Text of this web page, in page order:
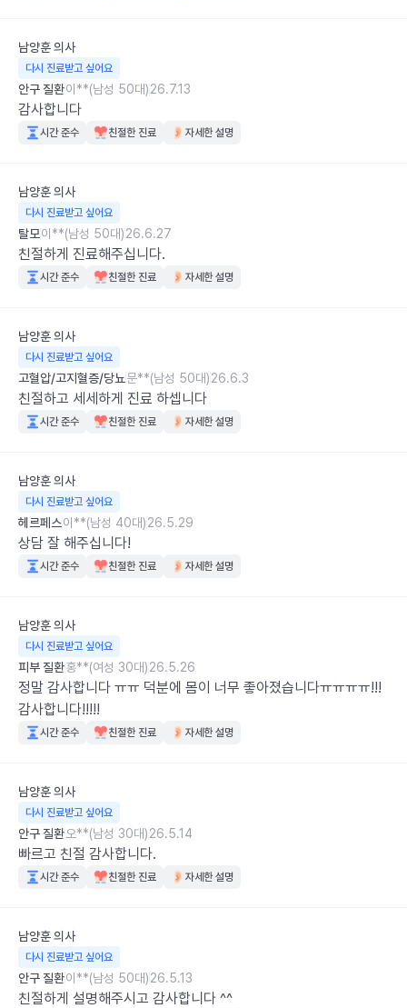
남양훈의사
다시 진료받고 싶어요
안구 질환이**(남성 50대)26.7.13
감사합니다
시간 준수 친절한 진료 자세한 설명
남양훈의사
다시 진료받고 싶어요
탈모이**(남성 50대)26.6.27
친절하게 진료해주십니다.
시간 준수 친절한 진료 자세한 설명
남양훈의사
다시 진료받고 싶어요
고혈압/고지혈증/당뇨문**(남성 50대)26.6.3
친절하고 세세하게 진료 하셉니다
시간 준수 친절한 진료 자세한 설명
남양훈의사
다시 진료받고 싶어요
헤르페스이**(남성 40대)26.5.29
상담 잘 해주십니다!
시간 준수 친절한 진료 자세한 설명
남양훈의사
다시 진료받고 싶어요
피부 질환홍**(여성 30대)26.5.26
정말 감사합니다 ㅠㅠ 덕분에 몸이 너무 좋아졌습니다ㅠㅠㅠㅠ!!!
감사합니다!!!!!
시간 준수 친절한 진료 자세한 설명
남양훈의사
다시 진료받고 싶어요
안구 질환오**(남성 30대)26.5.14
빠르고 친절 감사합니다.
시간 준수 친절한 진료 자세한 설명
남양훈의사
다시 진료받고 싶어요
안구 질환이**(남성 50대)26.5.13
친절하게 설명해주시고 감사합니다 ^^